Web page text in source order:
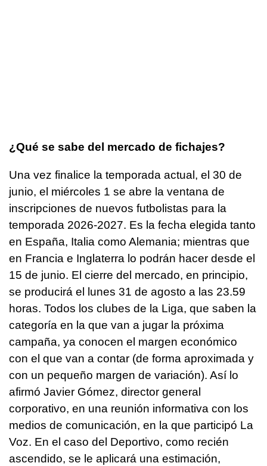
¿Qué se sabe del mercado de fichajes?
Una vez finalice la temporada actual, el 30 de
junio, el miércoles 1 se abre la ventana de
inscripciones de nuevos futbolistas para la
temporada 2026-2027. Es la fecha elegida tanto
en España, Italia como Alemania; mientras que
en Francia e Inglaterra lo podrán hacer desde el
15 de junio. El cierre del mercado, en principio,
se producirá el lunes 31 de agosto a las 23.59
horas. Todos los clubes de la Liga, que saben la
categoría en la que van a jugar la próxima
campaña, ya conocen el margen económico
con el que van a contar (de forma aproximada y
con un pequeño margen de variación). Así lo
afirmó Javier Gómez, director general
corporativo, en una reunión informativa con los
medios de comunicación, en la que participó La
Voz. En el caso del Deportivo, como recién
ascendido, se le aplicará una estimación,